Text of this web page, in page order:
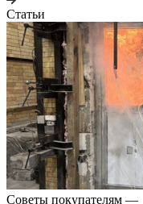
Статьи
Советы покупателям —